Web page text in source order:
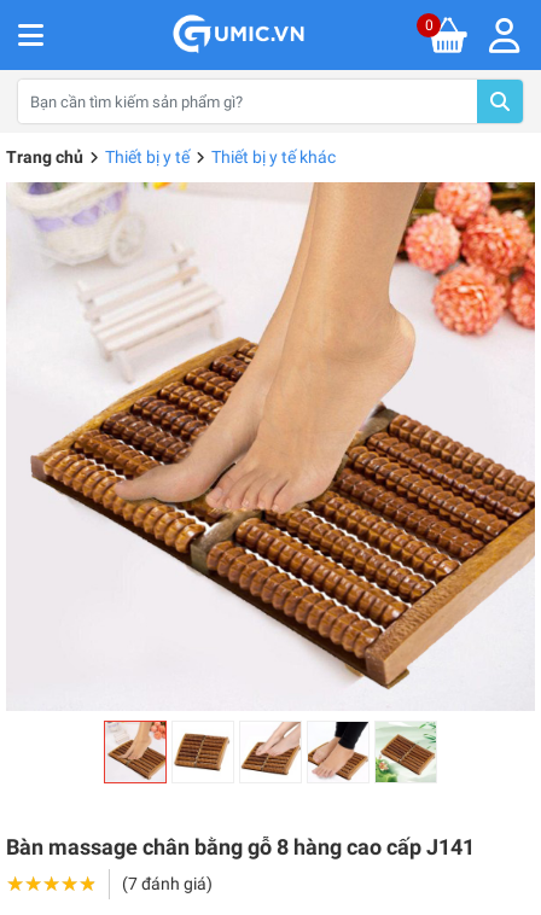
0
Trang chủ Thiết bị y tế Thiết bị y tế khác
Bàn massage chân bằng gỗ 8 hàng cao cấp J141
★★★★★
★★★★★ (7 đánh giá)